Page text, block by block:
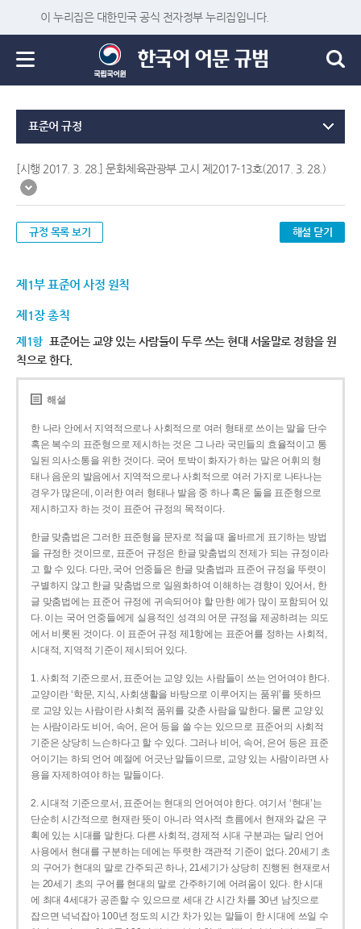
이 누리집은 대한민국 공식 전자정부 누리집입니다.
표준어 규정
[시행 2017. 3. 28.] 문화체육관광부 고시 제2017-13호(2017. 3. 28.)
규정 목록 보기 해설 닫기
제1부 표준어 사정 원칙
제1장 총칙
제1항 표준어는 교양 있는 사람들이 두루 쓰는 현대 서울말로 정함을 원
칙으로 한다.
해설
한 나라 안에서 지역적으로나 사회적으로 여러 형태로 쓰이는 말을 단수
혹은 복수의 표준형으로 제시하는 것은 그 나라 국민들의 효율적이고 통
일된 의사소통을 위한 것이다. 국어 토박이 화자가 하는 말은 어휘의 형
태나 음운의 발음에서 지역적으로나 사회적으로 여러 가지로 나타나는
경우가 많은데, 이러한 여러 형태나 발음 중 하나 혹은 둘을 표준형으로
제시하고자 하는 것이 표준어 규정의 목적이다.
한글 맞춤법은 그러한 표준형을 문자로 적을 때 올바르게 표기하는 방법
을 규정한 것이므로, 표준어 규정은 한글 맞춤법의 전제가 되는 규정이라
고 할 수 있다. 다만, 국어 언중들은 한글 맞춤법과 표준어 규정을 뚜렷이
구별하지 않고 한글 맞춤법으로 일원화하여 이해하는 경향이 있어서, 한
글 맞춤법에는 표준어 규정에 귀속되어야 할 만한 예가 많이 포함되어 있
다. 이는 국어 언중들에게 실용적인 성격의 어문 규정을 제공하려는 의도
에서 비롯된 것이다. 이 표준어 규정 제1항에는 표준어를 정하는 사회적,
시대적, 지역적 기준이 제시되어 있다.
1. 사회적 기준으로서, 표준어는 교양 있는 사람들이 쓰는 언어여야 한다.
교양이란 ‘학문, 지식, 사회생활을 바탕으로 이루어지는 품위’를 뜻하므
로 교양 있는 사람이란 사회적 품위를 갖춘 사람을 말한다. 물론 교양 있
는 사람이라도 비어, 속어, 은어 등을 쓸 수는 있으므로 표준어의 사회적
기준은 상당히 느슨하다고 할 수 있다. 그러나 비어, 속어, 은어 등은 표준
어이기는 하되 언어 예절에 어긋난 말들이므로, 교양 있는 사람이라면 사
용을 자제하여야 하는 말들이다.
2. 시대적 기준으로서, 표준어는 현대의 언어여야 한다. 여기서 ‘현대’는
단순히 시간적으로 현재란 뜻이 아니라 역사적 흐름에서 현재와 같은 구
획에 있는 시대를 말한다. 다른 사회적, 경제적 시대 구분과는 달리 언어
사용에서 현대를 구분하는 데에는 뚜렷한 객관적 기준이 없다. 20세기 초
의 구어가 현대의 말로 간주되곤 하나, 21세기가 상당히 진행된 현재로서
는 20세기 초의 구어를 현대의 말로 간주하기에 어려움이 있다. 한 시대
에 최대 4세대가 공존할 수 있으므로 세대 간 시간 차를 30년 남짓으로
잡으면 넉넉잡아 100년 정도의 시간 차가 있는 말들이 한 시대에 쓰일 수